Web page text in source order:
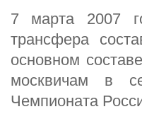
7 марта 2007
трансфера
основном
москвичам в
Чемпионата